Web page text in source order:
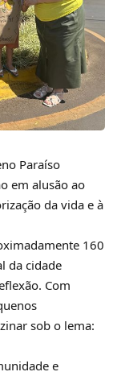
Paraíso
em alusão ao
da vida e à
160
da cidade
Com
sob o lema:
e